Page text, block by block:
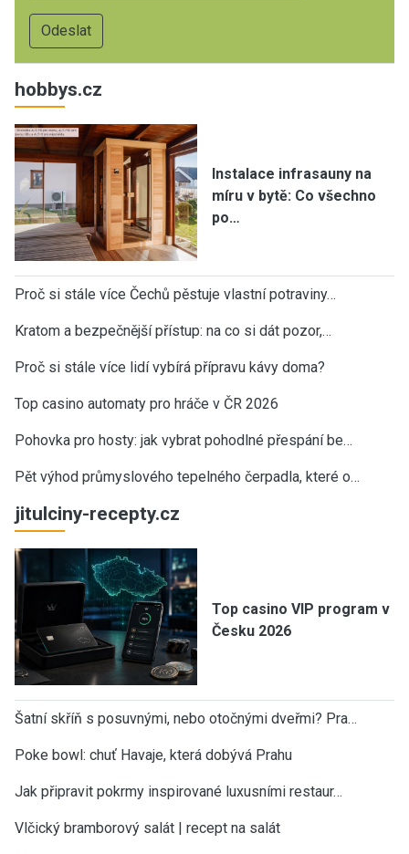
hobbys.cz
Instalace infrasauny na
míru v bytě: Co všechno
po…
Proč si stále více Čechů pěstuje vlastní potraviny…
Kratom a bezpečnější přístup: na co si dát pozor,…
Proč si stále více lidí vybírá přípravu kávy doma?
Top casino automaty pro hráče v ČR 2026
Pohovka pro hosty: jak vybrat pohodlné přespání be…
Pět výhod průmyslového tepelného čerpadla, které o…
jitulciny-recepty.cz
Top casino VIP program v
Česku 2026
Šatní skříň s posuvnými, nebo otočnými dveřmi? Pra…
Poke bowl: chuť Havaje, která dobývá Prahu
Jak připravit pokrmy inspirované luxusními restaur…
Vlčický bramborový salát | recept na salát